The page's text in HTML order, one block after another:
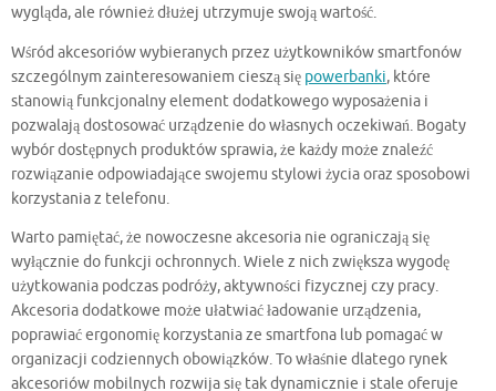
wygląda, ale również dłużej utrzymuje swoją wartość.
Wśród akcesoriów wybieranych przez użytkowników smartfonów
szczególnym zainteresowaniem cieszą się powerbanki, które
stanowią funkcjonalny element dodatkowego wyposażenia i
pozwalają dostosować urządzenie do własnych oczekiwań. Bogaty
wybór dostępnych produktów sprawia, że każdy może znaleźć
rozwiązanie odpowiadające swojemu stylowi życia oraz sposobowi
korzystania z telefonu.
Warto pamiętać, że nowoczesne akcesoria nie ograniczają się
wyłącznie do funkcji ochronnych. Wiele z nich zwiększa wygodę
użytkowania podczas podróży, aktywności fizycznej czy pracy.
Akcesoria dodatkowe może ułatwiać ładowanie urządzenia,
poprawiać ergonomię korzystania ze smartfona lub pomagać w
organizacji codziennych obowiązków. To właśnie dlatego rynek
akcesoriów mobilnych rozwija się tak dynamicznie i stale oferuje